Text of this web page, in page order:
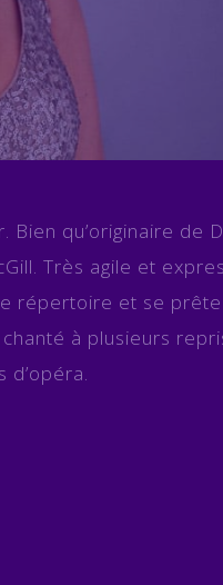
qu’originaire de
Très agile et
répertoire et se
à plusieurs